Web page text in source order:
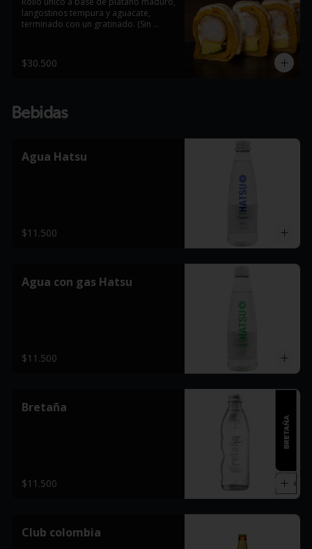
langostinos tempura y aguacate,
terminado con un gratinado. (Sin
$30.500
Bebidas
Agua Hatsu
$11.500
Agua con gas Hatsu
$11.500
Bretaña
$11.500
Club colombia